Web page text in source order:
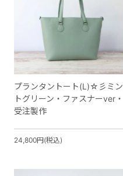
プランタントート(L)☆彡ミン
トグリーン・ファスナーver・
受注製作
24,800円(税込)